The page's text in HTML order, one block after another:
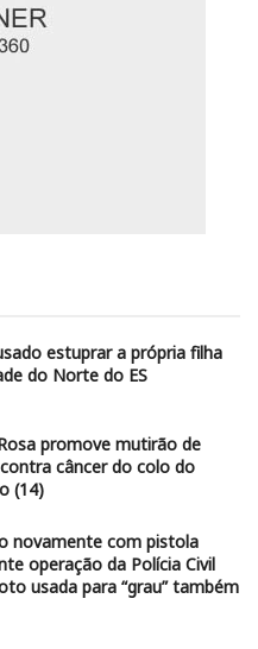
estuprar a própria filha
do Norte do ES
promove mutirão de
câncer do colo do
(14)
novamente com pistola
operação da Polícia Civil
usada para “grau” também